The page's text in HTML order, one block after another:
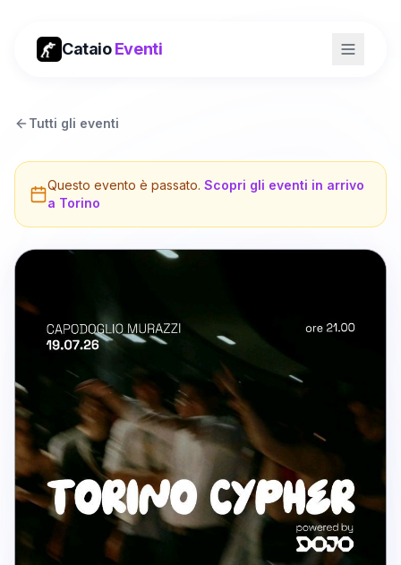
CataioEventi
Tutti gli eventi
Questo evento è passato. Scopri gli eventi in arrivo
a Torino